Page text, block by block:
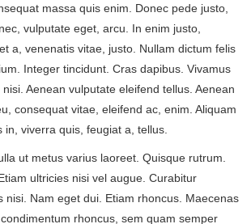
massa quis enim. Donec pede justo,
vulputate eget, arcu. In enim justo,
a, venenatis vitae, justo. Nullam dictum felis
Integer tincidunt. Cras dapibus. Vivamus
Aenean vulputate eleifend tellus. Aenean
consequat vitae, eleifend ac, enim. Aliquam
in, viverra quis, feugiat a, tellus.
ut metus varius laoreet. Quisque rutrum.
ultricies nisi vel augue. Curabitur
nisi. Nam eget dui. Etiam rhoncus. Maecenas
rhoncus, sem quam semper